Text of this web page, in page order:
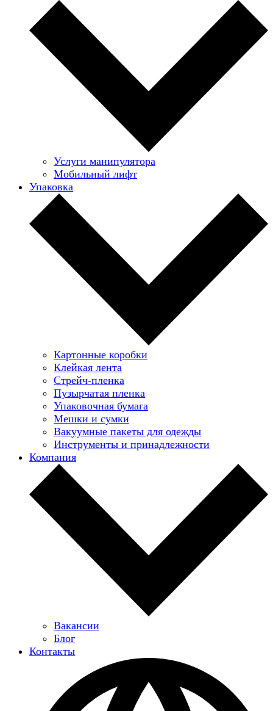
Услуги манипулятора
Мобильный лифт
Упаковка
Картонные коробки
Клейкая лента
Стрейч-пленка
Пузырчатая пленка
Упаковочная бумага
Мешки и сумки
Вакуумные пакеты для одежды
Инструменты и принадлежности
Компания
Вакансии
Блог
Контакты